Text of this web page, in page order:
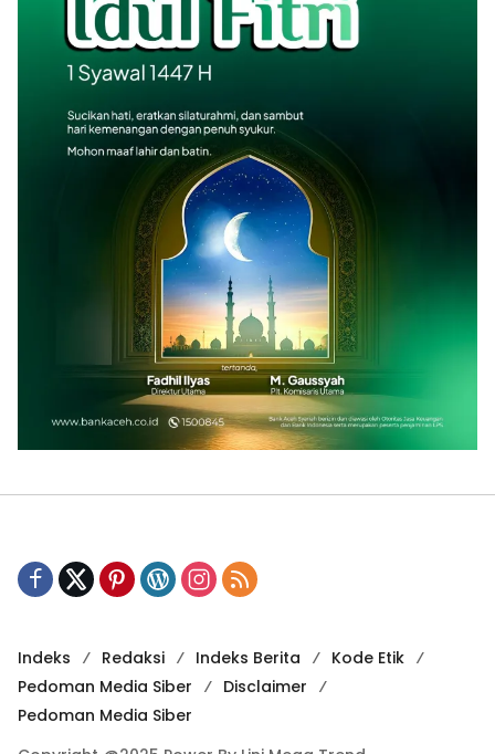
Indeks Redaksi Indeks Berita
Kode Etik
Pedoman Media Siber
Disclaimer
Pedoman Media Siber